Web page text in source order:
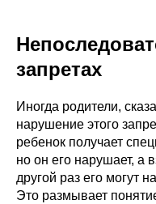
запретах
Иногда родители,
нарушение этого
ребенок получает
но он его нарушает, а
другой раз его могут
Это размывает